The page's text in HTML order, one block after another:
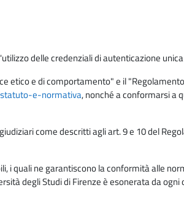
delle credenziali di autenticazione
e di comportamento" e il
e-normativa, nonché a conformarsi a
come descritti agli art. 9 e 10 del
quali ne garantiscono la conformità alle
degli Studi di Firenze è esonerata da